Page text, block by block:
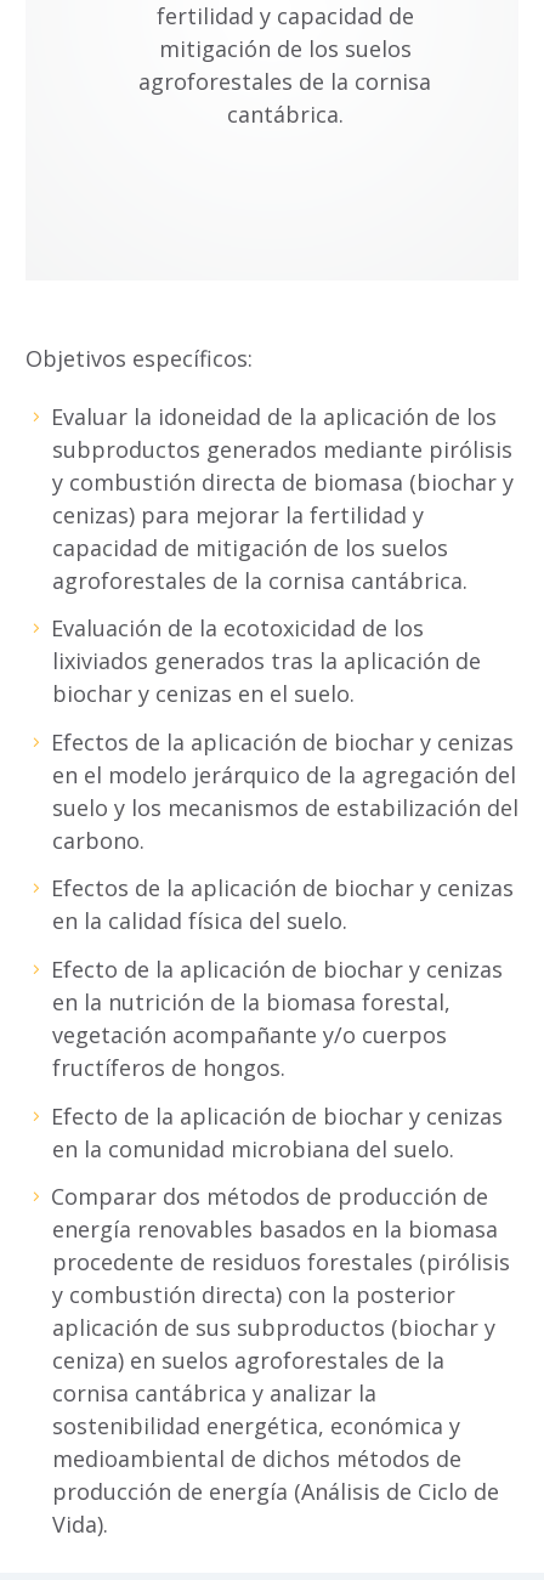
fertilidad y capacidad de
mitigación de los suelos
agroforestales de la cornisa
cantábrica.
Objetivos específicos:
Evaluar la idoneidad de la aplicación de los
subproductos generados mediante pirólisis
y combustión directa de biomasa (biochar y
cenizas) para mejorar la fertilidad y
capacidad de mitigación de los suelos
agroforestales de la cornisa cantábrica.
Evaluación de la ecotoxicidad de los
lixiviados generados tras la aplicación de
biochar y cenizas en el suelo.
Efectos de la aplicación de biochar y cenizas
en el modelo jerárquico de la agregación del
suelo y los mecanismos de estabilización del
carbono.
Efectos de la aplicación de biochar y cenizas
en la calidad física del suelo.
Efecto de la aplicación de biochar y cenizas
en la nutrición de la biomasa forestal,
vegetación acompañante y/o cuerpos
fructíferos de hongos.
Efecto de la aplicación de biochar y cenizas
en la comunidad microbiana del suelo.
Comparar dos métodos de producción de
energía renovables basados en la biomasa
procedente de residuos forestales (pirólisis
y combustión directa) con la posterior
aplicación de sus subproductos (biochar y
ceniza) en suelos agroforestales de la
cornisa cantábrica y analizar la
sostenibilidad energética, económica y
medioambiental de dichos métodos de
producción de energía (Análisis de Ciclo de
Vida).